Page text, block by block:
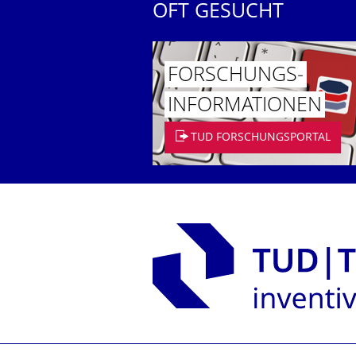
OFT GESUCHT
FORSCHUNGS­
INFORMATIO­NEN
TUD FORSCHUNGSPORTAL